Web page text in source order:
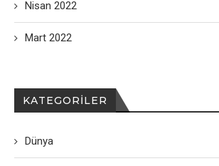
Nisan 2022
Mart 2022
KATEGORILER
Dünya